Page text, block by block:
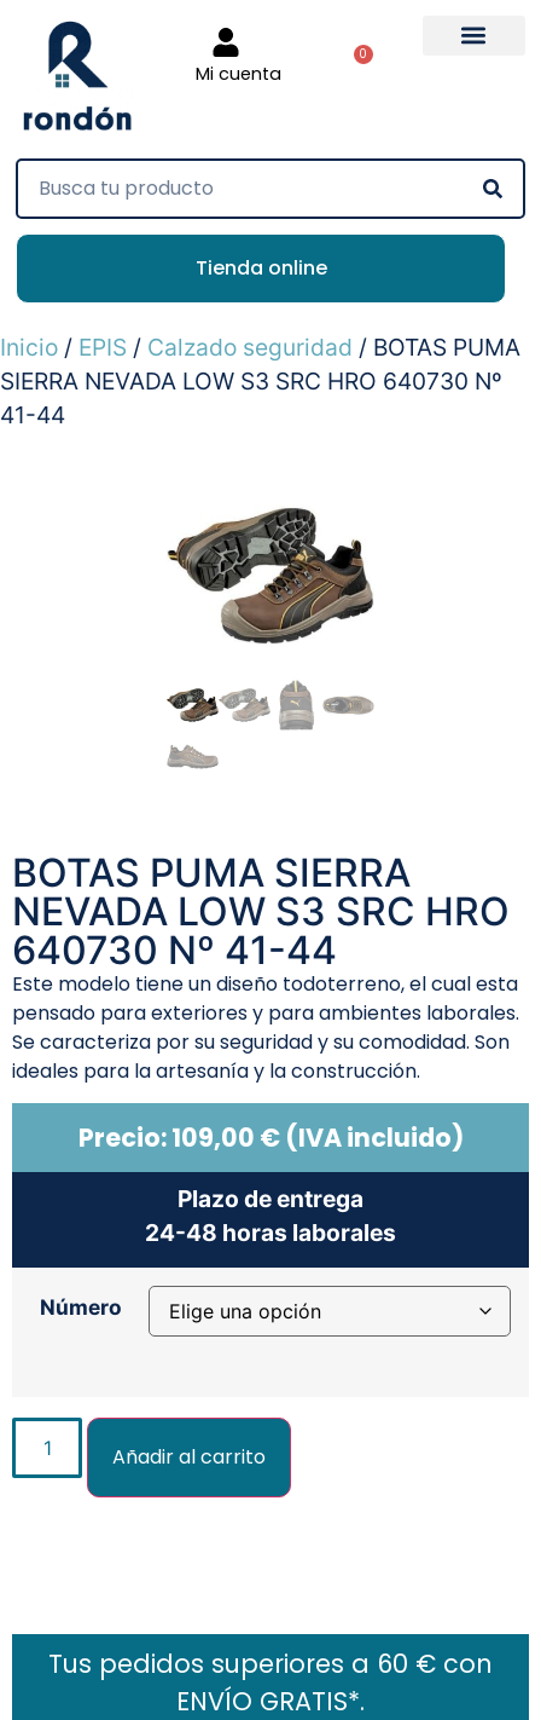
Mi cuenta
0
Tienda online
Inicio / EPIS / Calzado seguridad / BOTAS PUMA
SIERRA NEVADA LOW S3 SRC HRO 640730 Nº
41-44
BOTAS PUMA SIERRA
NEVADA LOW S3 SRC HRO
640730 Nº 41-44
Este modelo tiene un diseño todoterreno, el cual esta
pensado para exteriores y para ambientes laborales.
Se caracteriza por su seguridad y su comodidad. Son
ideales para la artesanía y la construcción.
Precio:109,00 €(IVA incluido)
Plazo de entrega
24-48 horas laborales
Número
Añadir al carrito
Tus pedidos superiores a 60 € con
ENVÍO GRATIS*.